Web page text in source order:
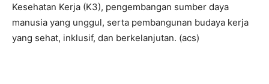
Kesehatan Kerja (K3), pengembangan sumber daya
manusia yang unggul, serta pembangunan budaya kerja
yang sehat, inklusif, dan berkelanjutan. (acs)